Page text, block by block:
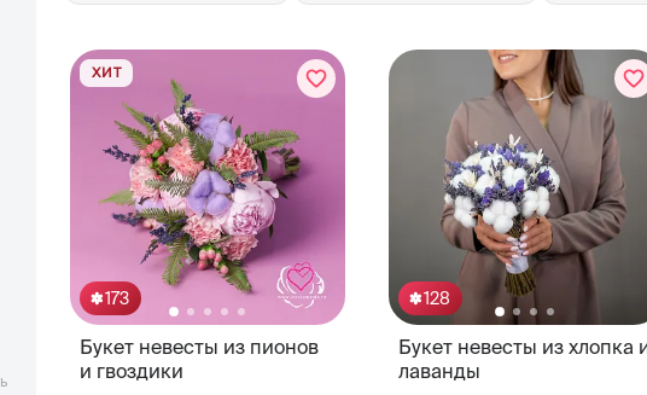
173
Букет невесты из пионов
и гвоздики
ХИТ
128
Букет невесты из хлопка
лаванды